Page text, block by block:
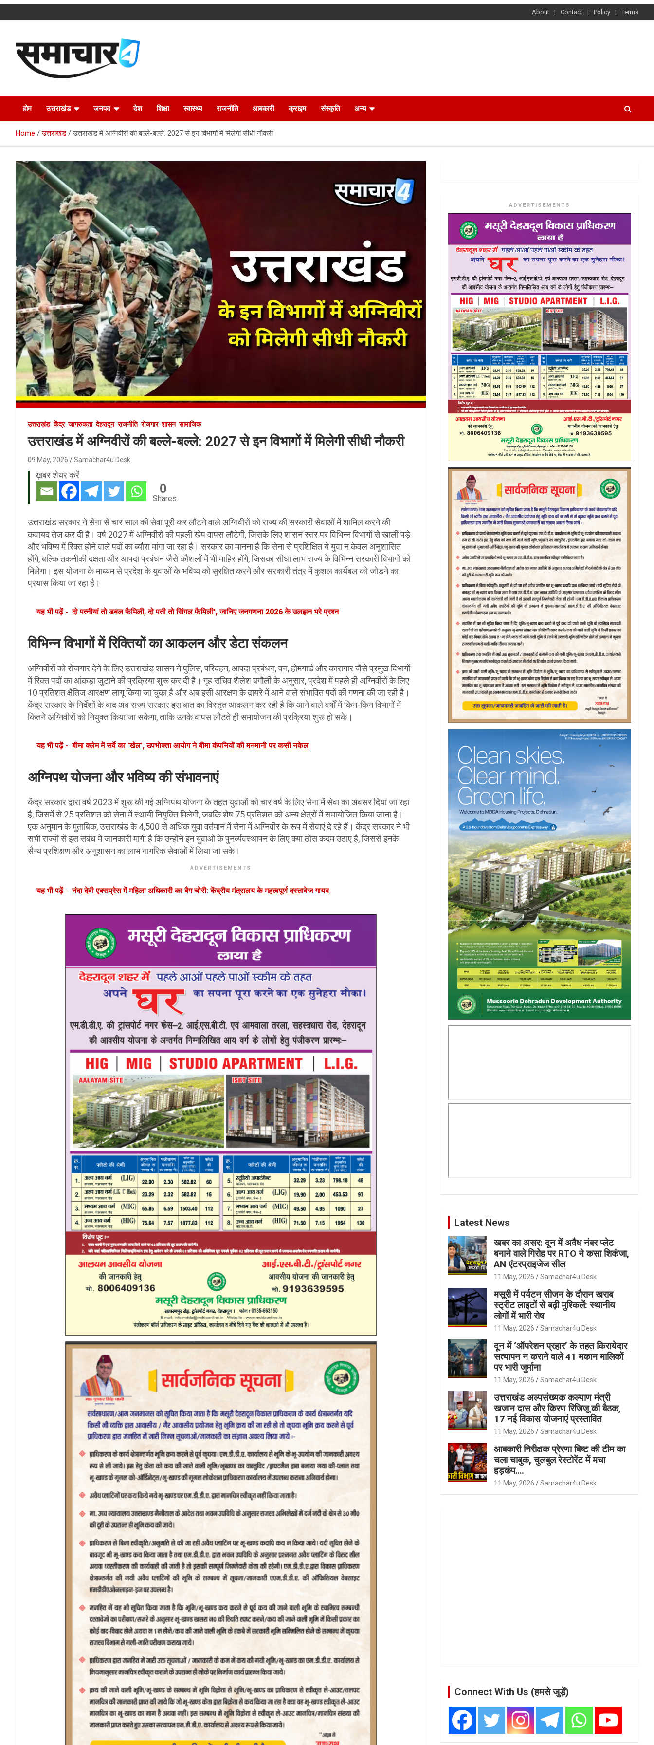
to
About Contact Policy Terms
Samachar4u
होम उत्तराखंड जनपद देश शिक्षा स्वास्थ्य राजनीति आबकारी क्राइम संस्कृति अन्य
Home उत्तराखंड उत्तराखंड में अग्निवीरों की बल्ले-बल्ले: 2027 से इन विभागों में मिलेगी सीधी नौकरी
उत्तराखंड केंद्र जागरुकता देहरादून राजनीति रोजगार शासन सामाजिक
उत्तराखंड में अग्निवीरों की बल्ले-बल्ले: 2027 से इन विभागों में मिलेगी सीधी नौकरी
09 May, 2026 Samachar4u Desk
ख़बर शेयर करें
0
Shares
उत्तराखंड सरकार ने सेना से चार साल की सेवा पूरी कर लौटने वाले अग्निवीरों को राज्य की सरकारी सेवाओं में शामिल करने की
कवायद तेज कर दी है। वर्ष 2027 में अग्निवीरों की पहली खेप वापस लौटेगी, जिसके लिए शासन स्तर पर विभिन्न विभागों से खाली पड़े
और भविष्य में रिक्त होने वाले पदों का ब्यौरा मांगा जा रहा है। सरकार का मानना है कि सेना से प्रशिक्षित ये युवा न केवल अनुशासित
होंगे, बल्कि तकनीकी दक्षता और आपदा प्रबंधन जैसे कौशलों में भी माहिर होंगे, जिसका सीधा लाभ राज्य के विभिन्न सरकारी विभागों को
मिलेगा। इस योजना के माध्यम से प्रदेश के युवाओं के भविष्य को सुरक्षित करने और सरकारी तंत्र में कुशल कार्यबल को जोड़ने का
प्रयास किया जा रहा है।
यह भी पढ़ें - दो पत्नीयां तो डबल फैमिली, दो पती तो सिंगल फैमिली', जानिए जनगणना 2026 के उलझन भरे प्रश्न
विभिन्न विभागों में रिक्तियों का आकलन और डेटा संकलन
अग्निवीरों को रोजगार देने के लिए उत्तराखंड शासन ने पुलिस, परिवहन, आपदा प्रबंधन, वन, होमगार्ड और कारागार जैसे प्रमुख विभागों
में रिक्त पदों का आंकड़ा जुटाने की प्रक्रिया शुरू कर दी है। गृह सचिव शैलेश बगौली के अनुसार, प्रदेश में पहले ही अग्निवीरों के लिए
10 प्रतिशत क्षैतिज आरक्षण लागू किया जा चुका है और अब इसी आरक्षण के दायरे में आने वाले संभावित पदों की गणना की जा रही है।
केंद्र सरकार के निर्देशों के बाद अब राज्य सरकार इस बात का विस्तृत आकलन कर रही है कि आने वाले वर्षों में किन-किन विभागों में
कितने अग्निवीरों को नियुक्त किया जा सकेगा, ताकि उनके वापस लौटते ही समायोजन की प्रक्रिया शुरू हो सके।
यह भी पढ़ें - बीमा क्लेम में सर्वे का 'खेल', उपभोक्ता आयोग ने बीमा कंपनियों की मनमानी पर कसी नकेल
अग्निपथ योजना और भविष्य की संभावनाएं
केंद्र सरकार द्वारा वर्ष 2023 में शुरू की गई अग्निपथ योजना के तहत युवाओं को चार वर्ष के लिए सेना में सेवा का अवसर दिया जा रहा
है, जिसमें से 25 प्रतिशत को सेना में स्थायी नियुक्ति मिलेगी, जबकि शेष 75 प्रतिशत को अन्य क्षेत्रों में समायोजित किया जाना है।
एक अनुमान के मुताबिक, उत्तराखंड के 4,500 से अधिक युवा वर्तमान में सेना में अग्निवीर के रूप में सेवाएं दे रहे हैं। केंद्र सरकार ने भी
सभी राज्यों से इस संबंध में जानकारी मांगी है कि उन्होंने इन युवाओं के पुनर्व्यवस्थापन के लिए क्या ठोस कदम उठाए हैं, जिससे इनके
सैन्य प्रशिक्षण और अनुशासन का लाभ नागरिक सेवाओं में लिया जा सके।
ADVERTISEMENTS
यह भी पढ़ें - नंदा देवी एक्सप्रेस में महिला अधिकारी का बैग चोरी: केंद्रीय मंत्रालय के महत्वपूर्ण दस्तावेज गायब
ADVERTISEMENTS
Latest News
खबर का असर: दून में अवैध नंबर प्लेट
बनाने वाले गिरोह पर RTO ने कसा शिकंजा,
AN एंटरप्राइजेज सील
11 May, 2026 Samachar4u Desk
मसूरी में पर्यटन सीजन के दौरान खराब
स्ट्रीट लाइटों से बढ़ी मुश्किलें: स्थानीय
लोगों में भारी रोष
11 May, 2026 Samachar4u Desk
दून में ‘ऑपरेशन प्रहार’ के तहत किरायेदार
सत्यापन न कराने वाले 41 मकान मालिकों
पर भारी जुर्माना
11 May, 2026 Samachar4u Desk
उत्तराखंड अल्पसंख्यक कल्याण मंत्री
खजान दास और किरण रिजिजू की बैठक,
17 नई विकास योजनाएं प्रस्तावित
11 May, 2026 Samachar4u Desk
आबकारी निरीक्षक प्रेरणा बिष्ट की टीम का
चला चाबुक, चुलबुल रेस्टोरेंट में मचा
हड़कंप….
11 May, 2026 Samachar4u Desk
Connect With Us (हमसे जुड़ें)